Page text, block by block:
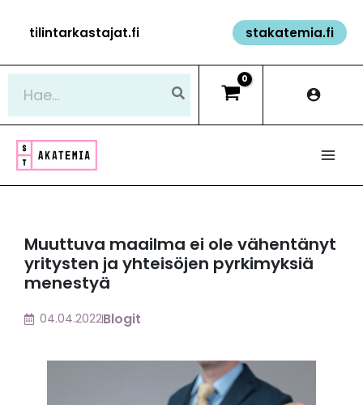
sisältöön
tilintarkastajat.fi stakatemia.fi
Muuttuva maailma ei ole vähentänyt
yritysten ja yhteisöjen pyrkimyksiä
menestyä
04.04.2022Blogit